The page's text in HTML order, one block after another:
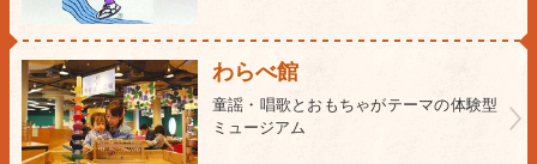
わらべ館
童謡・唱歌とおもちゃがテーマの体験型
ミュージアム